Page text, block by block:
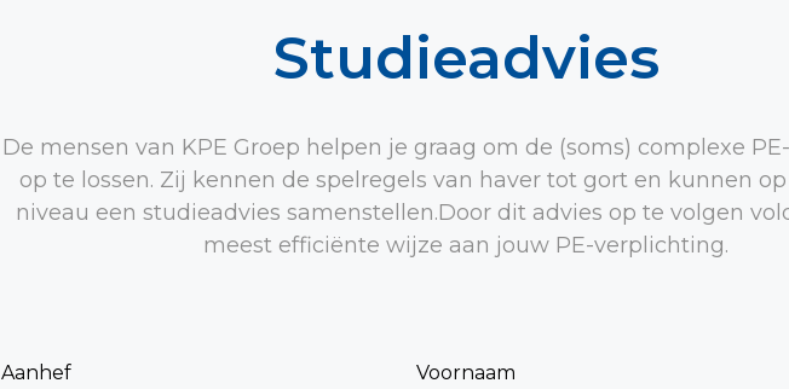
Studieadvies
De mensen van KPE Groep helpen je graag om de (soms) complexe
op te lossen. Zij kennen de spelregels van haver tot gort en kunnen
niveau een studieadvies samenstellen.Door dit advies op te volgen
meest efficiënte wijze aan jouw PE-verplichting.
Aanhef Voornaam